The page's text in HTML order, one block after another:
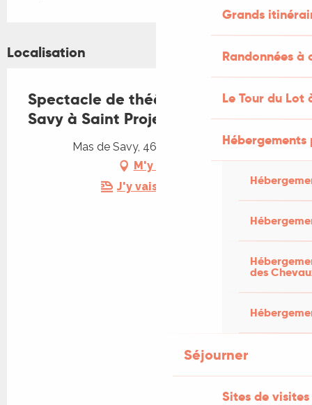
Grands
Randonnées
Le Tour du Lot
des
Séjourner
Sites de visites
Localisation
Spectacle de théâtre au Tiers lieu
Savy à Saint Projet
Mas de Savy, 46300 Saint-Projet
M'y rendre
J'y vais en train !